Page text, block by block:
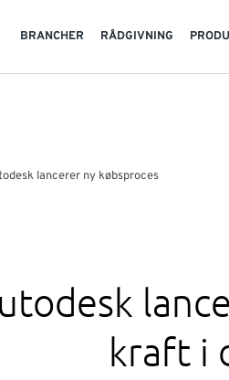
BRANCHER RÅDGIVNING
lancerer ny købsproces
kraft i